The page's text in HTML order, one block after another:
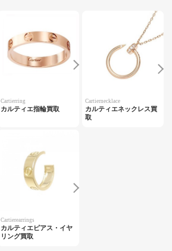
Cartierring
カルティエ指輪買取
Cartiernecklace
カルティエネックレス買
取
Cartierearrings
カルティエピアス・イヤ
リング買取